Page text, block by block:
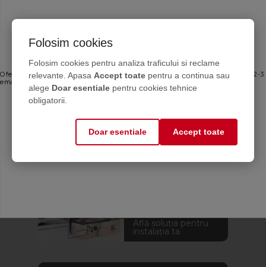
Calculator antigel
Află cantitatea de
antigel de care ai nevoie
Află soluția pentru
instalația ta
Folosim cookies
Folosim cookies pentru analiza traficului si reclame
relevante. Apasa Accept toate pentru a continua sau
alege Doar esentiale pentru cookies tehnice
obligatorii.
Doar esentiale Accept toate
Ofertele bune, direct în inbox
Oferte personalizate și sfaturi de întreținere direct de la producător. Maximum 2-3
emailuri pe lună — fără spam.
Mă abonez